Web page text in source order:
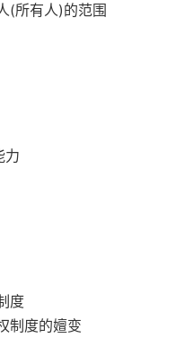
(所有人)的范围
力
度
制度的嬗变